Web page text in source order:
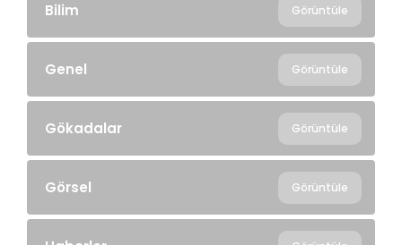
Bilim Görüntüle
Genel Görüntüle
Gökadalar Görüntüle
Görsel Görüntüle